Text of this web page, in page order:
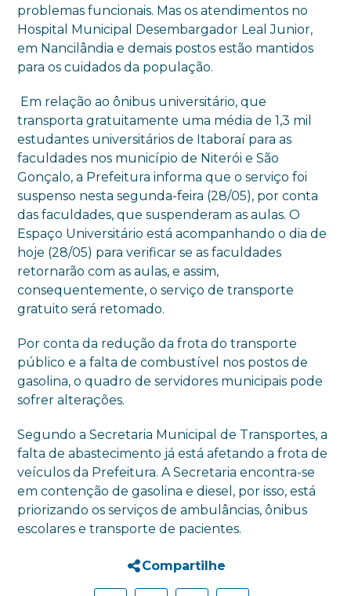
problemas funcionais. Mas os atendimentos no
Hospital Municipal Desembargador Leal Junior,
em Nancilândia e demais postos estão mantidos
para os cuidados da população.
Em relação ao ônibus universitário, que
transporta gratuitamente uma média de 1,3 mil
estudantes universitários de Itaboraí para as
faculdades nos município de Niterói e São
Gonçalo, a Prefeitura informa que o serviço foi
suspenso nesta segunda-feira (28/05), por conta
das faculdades, que suspenderam as aulas. O
Espaço Universitário está acompanhando o dia de
hoje (28/05) para verificar se as faculdades
retornarão com as aulas, e assim,
consequentemente, o serviço de transporte
gratuito será retomado.
Por conta da redução da frota do transporte
público e a falta de combustível nos postos de
gasolina, o quadro de servidores municipais pode
sofrer alterações.
Segundo a Secretaria Municipal de Transportes, a
falta de abastecimento já está afetando a frota de
veículos da Prefeitura. A Secretaria encontra-se
em contenção de gasolina e diesel, por isso, está
priorizando os serviços de ambulâncias, ônibus
escolares e transporte de pacientes.
Compartilhe